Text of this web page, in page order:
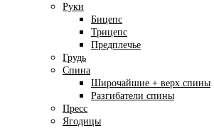
Руки
Бицепс
Трицепс
Предплечье
Грудь
Спина
Широчайшие + верх спины
Разгибатели спины
Пресс
Ягодицы